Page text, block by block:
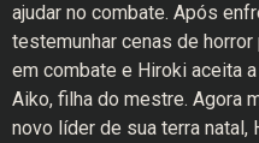
ajudar no combate. Após
testemunhar cenas de
em combate e Hiroki aceita
Aiko, filha do mestre. Agora
novo líder de sua terra